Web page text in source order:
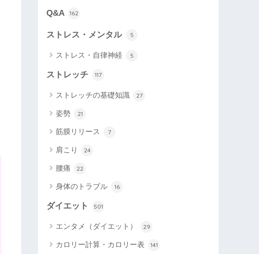
Q&A 162
ストレス・メンタル 5
ストレス・自律神経 5
ストレッチ 117
ストレッチの基礎知識 27
姿勢 21
筋膜リリース 7
肩こり 24
腰痛 22
身体のトラブル 16
ダイエット 501
エンタメ（ダイエット） 29
カロリー計算・カロリー表 141